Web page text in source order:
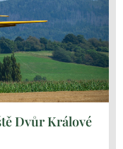
Dvůr Králové